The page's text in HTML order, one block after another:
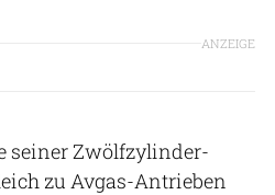
ANZEIGE
seiner Zwölfzylinder-
zu Avgas-Antrieben